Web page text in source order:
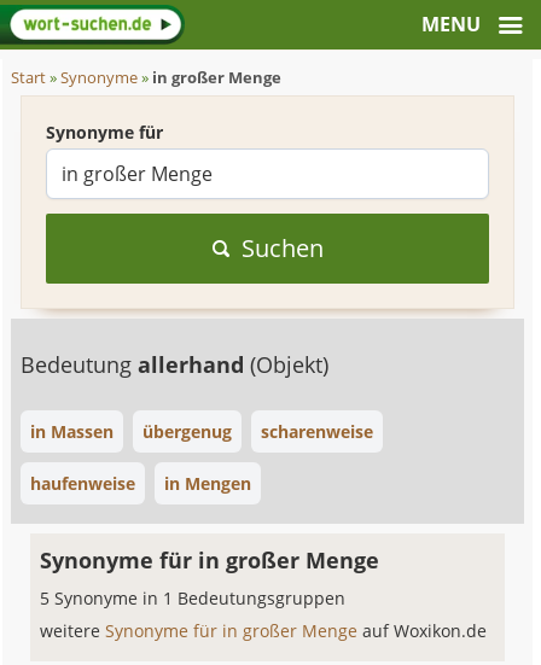
Start»Synonyme» in großer Menge
Synonyme für
Suchen
Bedeutungallerhand(Objekt)
in Massen übergenug scharenweise
haufenweise in Mengen
Synonyme für in großer Menge
5 Synonyme in 1 Bedeutungsgruppen
weitereSynonyme für in großer Mengeauf Woxikon.de